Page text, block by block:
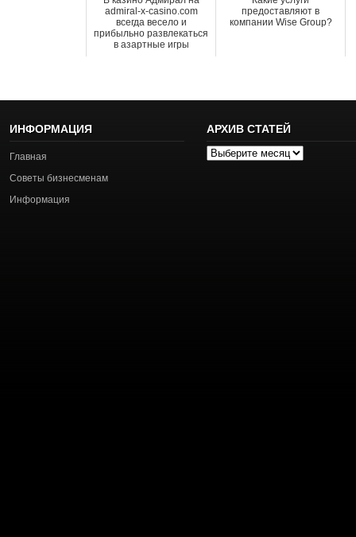
admiral-x-casino.com
всегда весело и
прибыльно развлекаться
в азартные игры
предоставляют в
компании Wise Group?
ИНФОРМАЦИЯ
Главная
Советы бизнесменам
Информация
АРХИВ СТАТЕЙ
Архив